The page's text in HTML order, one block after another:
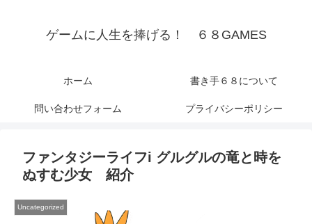
ゲームに人生を捧げる！ ６８GAMES
ホーム 書き手６８について
問い合わせフォーム プライバシーポリシー
ファンタジーライフi グルグルの竜と時を
ぬすむ少女 紹介
Uncategorized